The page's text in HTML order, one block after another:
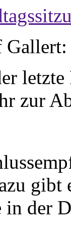
zur
gibt
der